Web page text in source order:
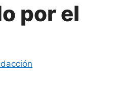
por el